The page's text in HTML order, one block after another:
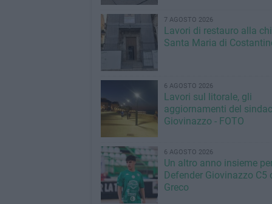
7 AGOSTO 2026
Lavori di restauro alla
Santa Maria di
6 AGOSTO 2026
Lavori sul litorale, gli
aggiornamenti del
Giovinazzo - FOTO
6 AGOSTO 2026
Un altro anno insieme
Defender Giovinazzo C5
Greco